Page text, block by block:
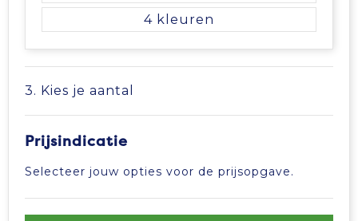
4
3. Kies je aantal
Prijsindicatie
Selecteer jouw opties voor de prijsopgave.